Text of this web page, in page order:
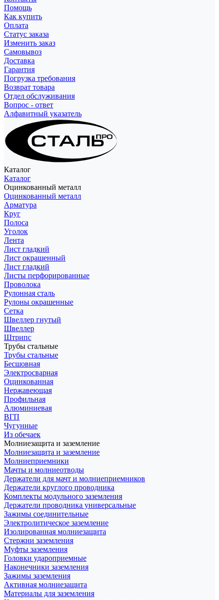
Помощь
Как купить
Оплата
Статус заказа
Изменить заказ
Самовывоз
Доставка
Гарантия
Погрузка требования
Возврат товара
Отдел обслуживания
Вопрос - ответ
Алфавитный указатель
Каталог
Каталог
Оцинкованный металл
Оцинкованный металл
Арматура
Круг
Полоса
Уголок
Лента
Лист гладкий
Лист окрашенный
Лист гладкий
Листы перфорированные
Проволока
Рулонная сталь
Рулоны окрашенные
Сетка
Швеллер гнутый
Швеллер
Штрипс
Трубы стальные
Трубы стальные
Бесшовная
Электросварная
Оцинкованная
Нержавеющая
Профильная
Алюминиевая
ВГП
Чугунные
Из обечаек
Молниезащита и заземление
Молниезащита и заземление
Молниеприемники
Мачты и молниеотводы
Держатели для мачт и молниеприемников
Держатели круглого проводника
Комплекты модульного заземления
Держатели проводника универсальные
Зажимы соединительные
Электролитическое заземление
Изолированная молниезащита
Стержни заземления
Муфты заземления
Головки удароприемные
Наконечники заземления
Зажимы заземления
Активная молниезащита
Материалы для заземления